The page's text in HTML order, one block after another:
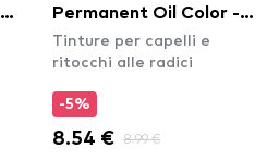
Permanent Oil Color -
6-80 Hezelnut Blond
Tinture per capelli e
ritocchi alle radici
-5%
8.54 € 8.99 €